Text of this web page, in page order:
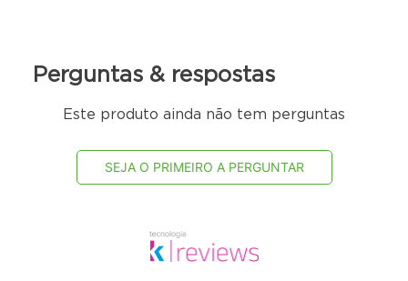
Prateleiras: 4 níveis, aramadas, reguláveis um nível pode
ser usado como estrado
Revestimento Externo: Aço Inox 430
Parte frontal com resistência no quadro de portas
Construção do Gabinete: Monobloco
Pés niveladores
Perguntas & respostas
Este produto ainda não tem perguntas
SEJA O PRIMEIRO A PERGUNTAR